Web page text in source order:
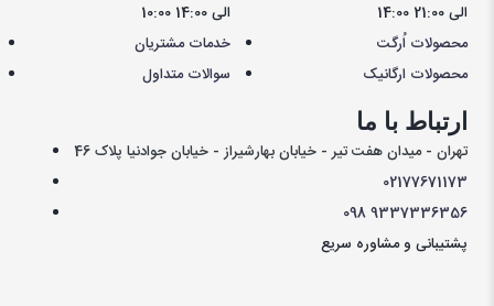
10:00 الی 14:00
14:00 الی 21:00
خدمات مشتریان
سوالات متداول
محصولات اُرگت
محصولات ارگانیک
ارتباط با ما
تهران - میدان هفت تیر - خیابان بهارشیراز - خیابان جوادنیا پلاک 46
02177671173
0989337336356
پشتیبانی و مشاوره سریع